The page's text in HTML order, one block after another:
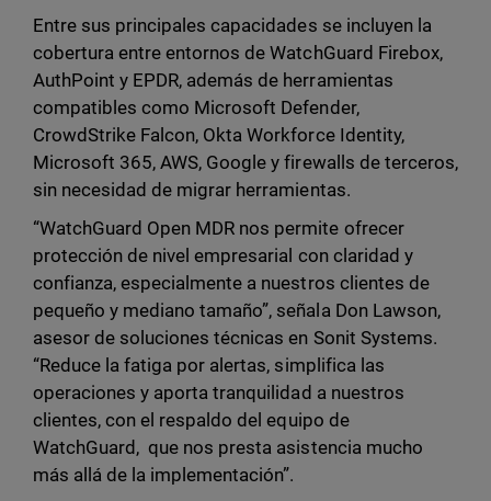
Entre sus principales capacidades se incluyen la
cobertura entre entornos de WatchGuard Firebox,
AuthPoint y EPDR, además de herramientas
compatibles como Microsoft Defender,
CrowdStrike Falcon, Okta Workforce Identity,
Microsoft 365, AWS, Google y firewalls de terceros,
sin necesidad de migrar herramientas.
“WatchGuard Open MDR nos permite ofrecer
protección de nivel empresarial con claridad y
confianza, especialmente a nuestros clientes de
pequeño y mediano tamaño”, señala Don Lawson,
asesor de soluciones técnicas en Sonit Systems.
“Reduce la fatiga por alertas, simplifica las
operaciones y aporta tranquilidad a nuestros
clientes, con el respaldo del equipo de
WatchGuard, que nos presta asistencia mucho
más allá de la implementación”.